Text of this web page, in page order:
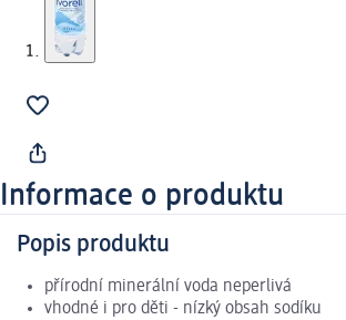
Informace o produktu
Popis produktu
přírodní minerální voda neperlivá
vhodné i pro děti - nízký obsah sodíku